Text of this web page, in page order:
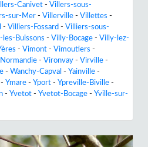
Canivet - Villers-sous-
sur-Mer - Villerville - Villettes -
- Villiers-Fossard - Villiers-sous-
les-Buissons - Villy-Bocage - Villy-lez-
- Vimont - Vimoutiers -
- Vironvay - Virville -
- Wanchy-Capval - Yainville -
- Ymare - Yport - Ypreville-Biville -
- Yvetot - Yvetot-Bocage - Yville-sur-